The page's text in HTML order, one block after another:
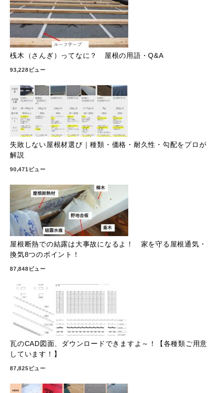
桟木（さんぎ）ってなに？ 屋根の用語・Q&A
93,228ビュー
失敗しない屋根材選び｜種類・価格・耐久性・勾配をプロが
解説
90,471ビュー
屋根断熱での結露は大事故になるよ！ 家を守る屋根通気・
換気8つのポイント！
87,848ビュー
瓦のCAD図面、ダウンロードできますよ～！【各種類ご用意
しています！】
87,825ビュー